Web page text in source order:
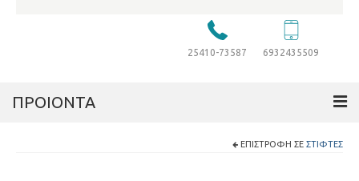
25410-73587 6932435509
ΠΡΟΙΟΝΤΑ
ΕΠΙΣΤΡΟΦΉ ΣΕ ΣΤΊΦΤΕΣ